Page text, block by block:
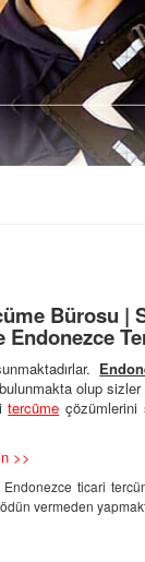
Bürosu |
olup
tercüme çözümlerini
>>
Endonezce ticari
vermeden